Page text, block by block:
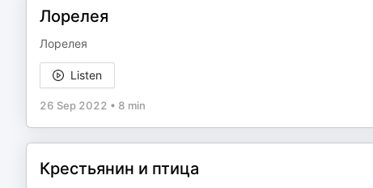
Лорелея
Лорелея
Listen
26 Sep 2022 • 8 min
Крестьянин и птица